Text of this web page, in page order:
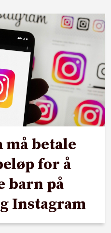
må betale
for å
barn på
Instagram